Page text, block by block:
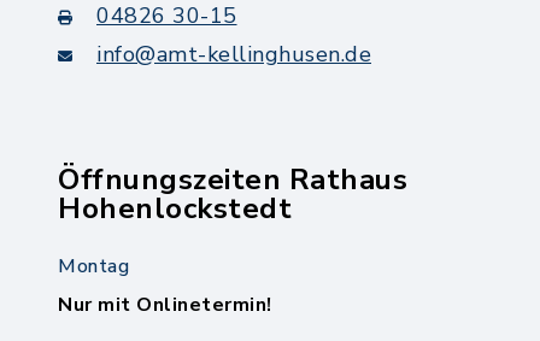
04826 30-15
info@amt-kellinghusen.de
Öffnungszeiten Rathaus
Hohenlockstedt
Montag
Nur mit Onlinetermin!